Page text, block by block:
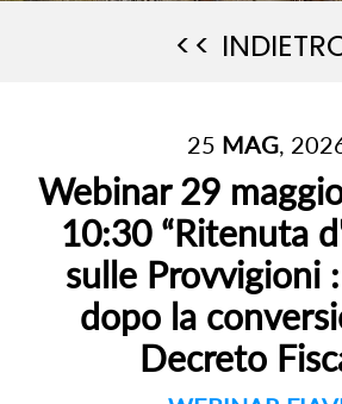
<<
25 MAG,
Webinar 29
10:30 “Ritenuta
sulle Provvigioni
dopo la
Decreto